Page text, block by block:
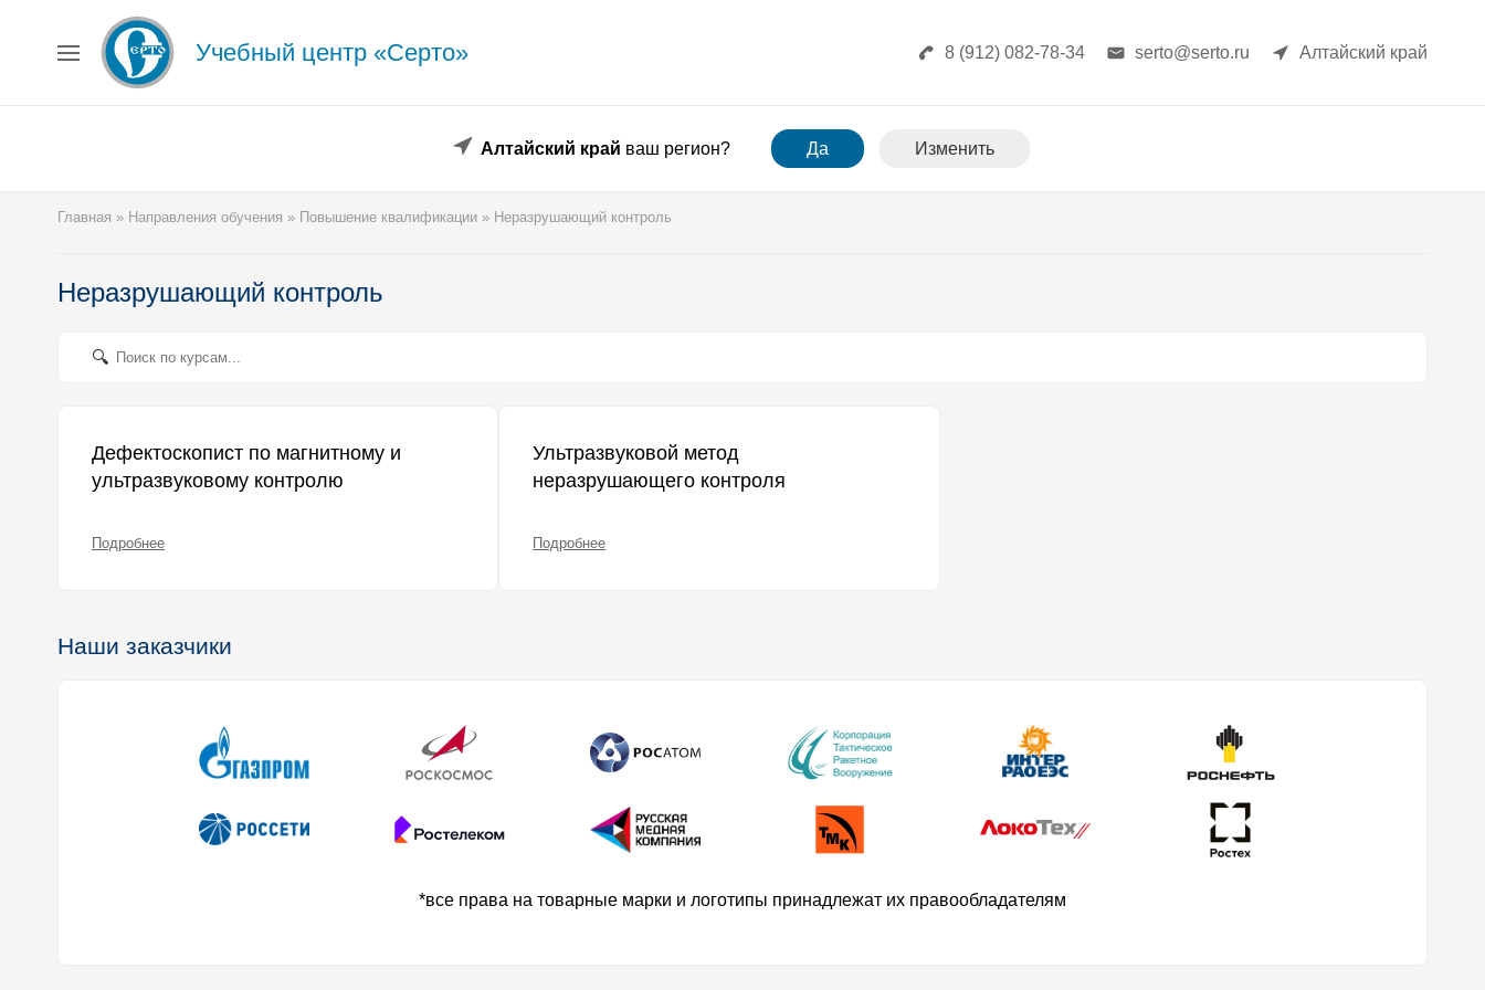
Учебный центр «Серто» 8 (912) 082-78-34 serto@serto.ru Алтайский край
Алтайский край ваш регион? Да Изменить
Главная » Направления обучения » Повышение квалификации » Неразрушающий контроль
Неразрушающий контроль
Дефектоскопист по магнитному и
ультразвуковому контролю
Подробнее
Ультразвуковой метод
неразрушающего контроля
Подробнее
Наши заказчики
*все права на товарные марки и логотипы принадлежат их правообладателям
Главная
Сведения об образовательной организации
Образец диплома
Аттестация поверителей
Новости